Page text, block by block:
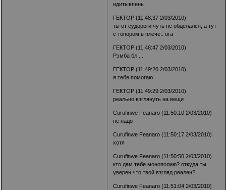
идитывпень
ГЕКТОР (11:48:37 2/03/2010)
ты от судороги чуть не обделался, а тут
с топором в плече.. ога
ГЕКТОР (11:48:47 2/03/2010)
Рэмба бл.....
ГЕКТОР (11:49:20 2/03/2010)
я тебе помогаю
ГЕКТОР (11:49:29 2/03/2010)
реально взглянуть на вещи
Curufinwe Feanaro (11:50:10 2/03/2010)
не надо
Curufinwe Feanaro (11:50:17 2/03/2010)
хотя
Curufinwe Feanaro (11:50:50 2/03/2010)
кто дам тебе монополию? откуда ты
уверен что твой взгляд реален?
Curufinwe Feanaro (11:51:04 2/03/2010)